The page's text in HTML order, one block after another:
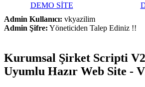
DEMO SİTE
Admin Kullanıcı: vkyazilim
Admin Şifre: Yöneticiden Talep Ediniz !!
Kurumsal Şirket Scripti
Uyumlu Hazır Web Site -